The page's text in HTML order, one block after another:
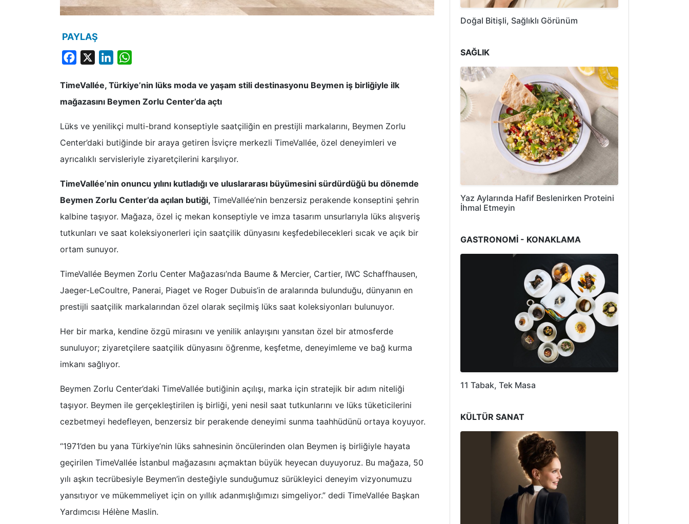
PAYLAŞ
Facebook LinkedIn
TimeVallée, Türkiye’nin lüks moda ve yaşam stili destinasyonu Beymen iş birliğiyle ilk
mağazasını Beymen Zorlu Center’da açtı
Lüks ve yenilikçi multi-brand konseptiyle saatçiliğin en prestijli markalarını, Beymen Zorlu
Center’daki butiğinde bir araya getiren İsviçre merkezli TimeVallée, özel deneyimleri ve
ayrıcalıklı servisleriyle ziyaretçilerini karşılıyor.
TimeVallée’nin onuncu yılını kutladığı ve uluslararası büyümesini sürdürdüğü bu dönemde
Beymen Zorlu Center’da açılan butiği, TimeVallée’nin benzersiz perakende konseptini şehrin
kalbine taşıyor. Mağaza, özel iç mekan konseptiyle ve imza tasarım unsurlarıyla lüks alışveriş
tutkunları ve saat koleksiyonerleri için saatçilik dünyasını keşfedebilecekleri sıcak ve açık bir
ortam sunuyor.
TimeVallée Beymen Zorlu Center Mağazası’nda Baume & Mercier, Cartier, IWC Schaffhausen,
Jaeger-LeCoultre, Panerai, Piaget ve Roger Dubuis’in de aralarında bulunduğu, dünyanın en
prestijli saatçilik markalarından özel olarak seçilmiş lüks saat koleksiyonları bulunuyor.
Her bir marka, kendine özgü mirasını ve yenilik anlayışını yansıtan özel bir atmosferde
sunuluyor; ziyaretçilere saatçilik dünyasını öğrenme, keşfetme, deneyimleme ve bağ kurma
imkanı sağlıyor.
Beymen Zorlu Center’daki TimeVallée butiğinin açılışı, marka için stratejik bir adım niteliği
taşıyor. Beymen ile gerçekleştirilen iş birliği, yeni nesil saat tutkunlarını ve lüks tüketicilerini
cezbetmeyi hedefleyen, benzersiz bir perakende deneyimi sunma taahhüdünü ortaya koyuyor.
“1971’den bu yana Türkiye’nin lüks sahnesinin öncülerinden olan Beymen iş birliğiyle hayata
geçirilen TimeVallée İstanbul mağazasını açmaktan büyük heyecan duyuyoruz. Bu mağaza, 50
yılı aşkın tecrübesiyle Beymen’in desteğiyle sunduğumuz sürükleyici deneyim vizyonumuzu
yansıtıyor ve mükemmeliyet için on yıllık adanmışlığımızı simgeliyor.” dedi TimeVallée Başkan
Yardımcısı Hélène Maslin.
Doğal Bitişli, Sağlıklı Görünüm
SAĞLIK
Yaz Aylarında Hafif Beslenirken Proteini
İhmal Etmeyin
GASTRONOMİ - KONAKLAMA
11 Tabak, Tek Masa
KÜLTÜR SANAT